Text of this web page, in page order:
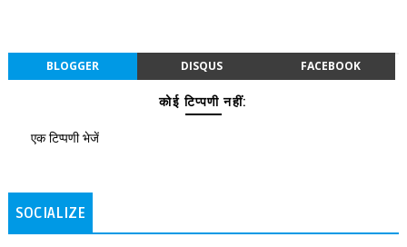
BLOGGER DISQUS FACEBOOK
कोई टिप्पणी नहीं:
एक टिप्पणी भेजें
SOCIALIZE